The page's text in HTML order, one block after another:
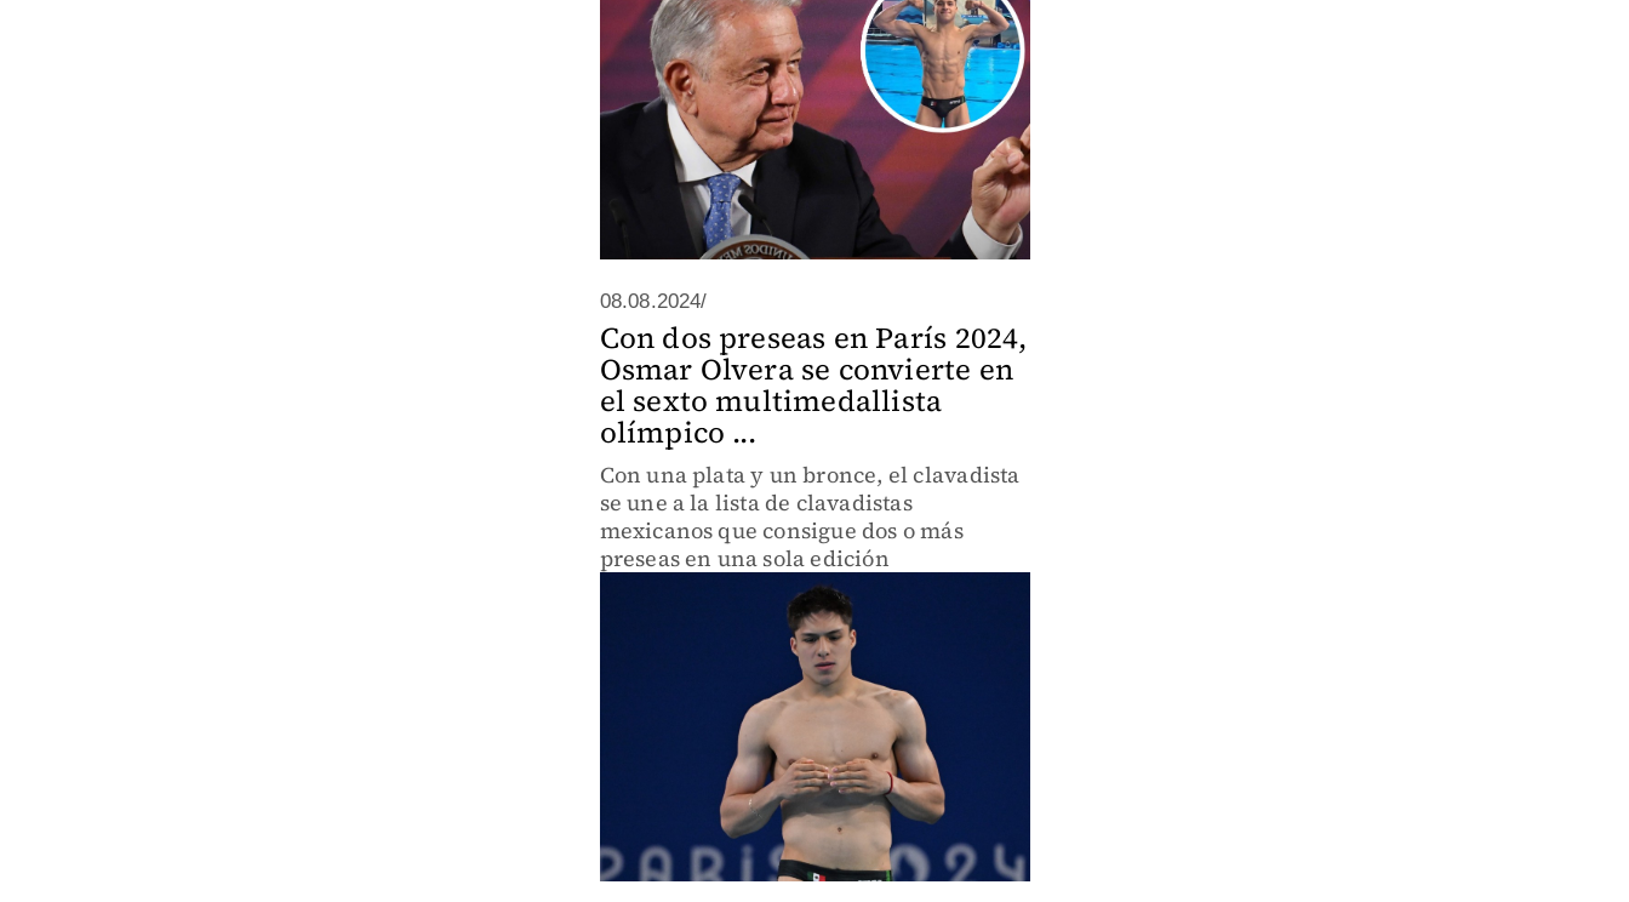
08.08.2024/
Con dos preseas en París 2024,
Osmar Olvera se convierte en
el sexto multimedallista
olímpico ...
Con una plata y un bronce, el clavadista
se une a la lista de clavadistas
mexicanos que consigue dos o más
preseas en una sola edición